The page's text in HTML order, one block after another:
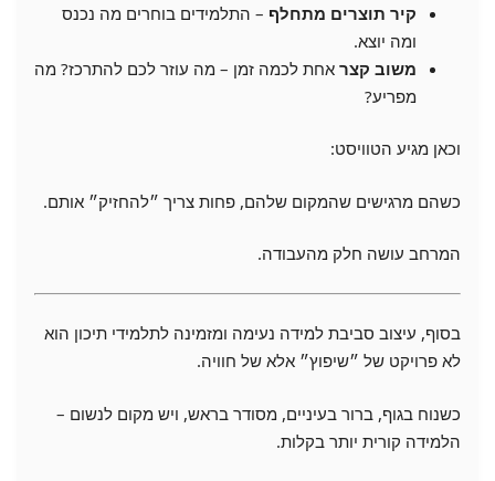
קיר תוצרים מתחלף – התלמידים בוחרים מה נכנס
ומה יוצא.
משוב קצר אחת לכמה זמן – מה עוזר לכם להתרכז? מה
מפריע?
וכאן מגיע הטוויסט:
כשהם מרגישים שהמקום שלהם, פחות צריך ״להחזיק״ אותם.
המרחב עושה חלק מהעבודה.
בסוף, עיצוב סביבת למידה נעימה ומזמינה לתלמידי תיכון הוא
לא פרויקט של ״שיפוץ״ אלא של חוויה.
כשנוח בגוף, ברור בעיניים, מסודר בראש, ויש מקום לנשום –
הלמידה קורית יותר בקלות.